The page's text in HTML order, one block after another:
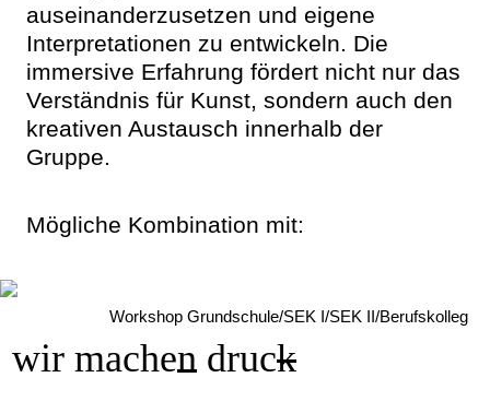
auseinanderzusetzen und eigene
Interpretationen zu entwickeln. Die
immersive Erfahrung fördert nicht nur das
Verständnis für Kunst, sondern auch den
kreativen Austausch innerhalb der
Gruppe.
Mögliche Kombination mit:
Workshop Grundschule/SEK I/SEK II/Berufskolleg
wir machendruck